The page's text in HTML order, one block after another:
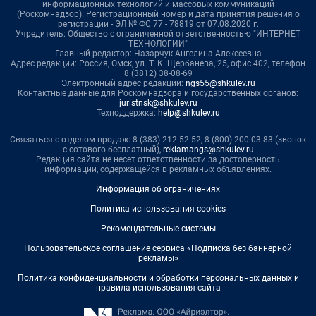
информационных технологий и массовых коммуникаций
(Роскомнадзор). Регистрационный номер и дата принятия решения о
регистрации - ЭЛ № ФС 77 - 78819 от 07.08.2020 г.
Учредитель: Общество с ограниченной ответственностью "ИНТЕРНЕТ
ТЕХНОЛОГИИ"
Главный редактор: Назарчук Ангелина Алексеевна
Адрес редакции: Россия, Омск, ул. Т. К. Щербанева, 25, офис 402, телефон
8 (3812) 38-08-69
Электронный адрес редакции: ngs55@shkulev.ru
Контактные данные для Роскомнадзора и государственных органов:
juristnsk@shkulev.ru
Техподдержка: help@shkulev.ru
Связаться с отделом продаж: 8 (383) 212-52-52, 8 (800) 200-03-83 (звонок
с сотового бесплатный), reklamangs@shkulev.ru
Редакция сайта не несет ответственности за достоверность
информации, содержащейся в рекламных объявлениях.
Информация об ограничениях
Политика использования cookies
Рекомендательные системы
Пользовательское соглашение сервиса «Подписка без баннерной
рекламы»
Политика конфиденциальности и обработки персональных данных и
правила использования сайта